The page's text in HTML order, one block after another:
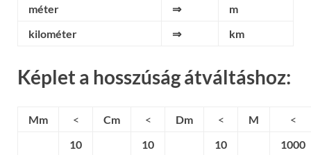
méter
⇒
m
kilométer
⇒ km
Képlet a hosszúság átváltáshoz:
Mm < Cm < Dm < M
<
10
10 10 1000